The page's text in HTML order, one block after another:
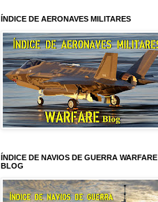
ÍNDICE DE AERONAVES MILITARES
ÍNDICE DE NAVIOS DE GUERRA WARFARE
BLOG